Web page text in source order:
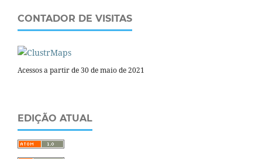
CONTADOR DE VISITAS
Acessos a partir de 30 de maio de 2021
EDIÇÃO ATUAL